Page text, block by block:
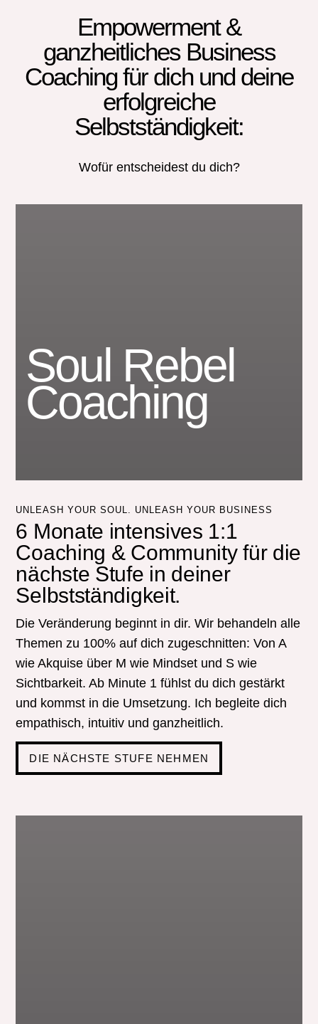
Empowerment &
ganzheitliches Business
Coaching für dich und deine
erfolgreiche
Selbstständigkeit:
Wofür entscheidest du dich?
Soul Rebel
Coaching
UNLEASH YOUR SOUL. UNLEASH YOUR BUSINESS
6 Monate intensives 1:1
Coaching & Community für die
nächste Stufe in deiner
Selbstständigkeit.
Die Veränderung beginnt in dir. Wir behandeln alle
Themen zu 100% auf dich zugeschnitten: Von A
wie Akquise über M wie Mindset und S wie
Sichtbarkeit. Ab Minute 1 fühlst du dich gestärkt
und kommst in die Umsetzung. Ich begleite dich
empathisch, intuitiv und ganzheitlich.
DIE NÄCHSTE STUFE NEHMEN